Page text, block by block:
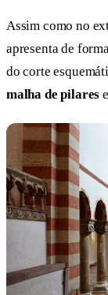
Assim como no
apresenta de
do corte
malha de pilares